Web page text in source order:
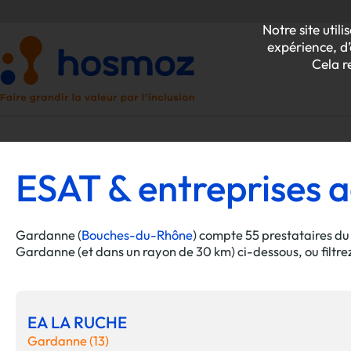
Notre site
expérience,
Cela
ESAT & entreprises
Gardanne (Bouches-du-Rhône) compte 55 prestataires
Gardanne (et dans un rayon de 30 km) ci-dessous, ou
EA LA RUCHE
Gardanne (13)